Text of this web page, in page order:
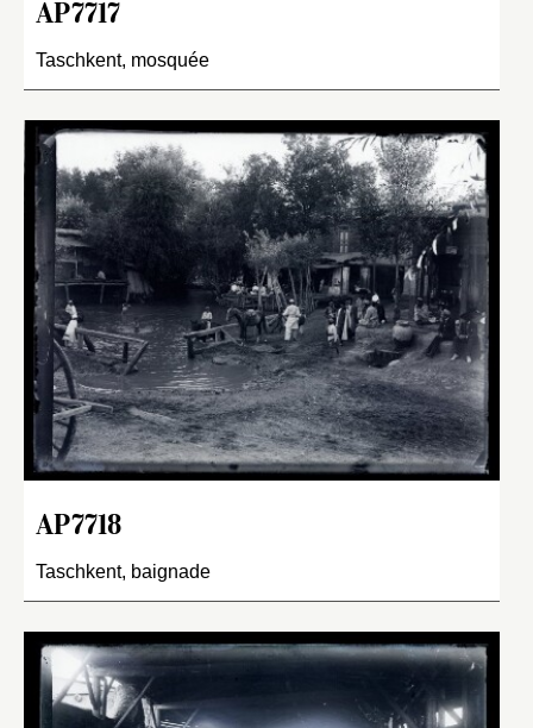
AP7717
Taschkent, mosquée
AP7718
Taschkent, baignade